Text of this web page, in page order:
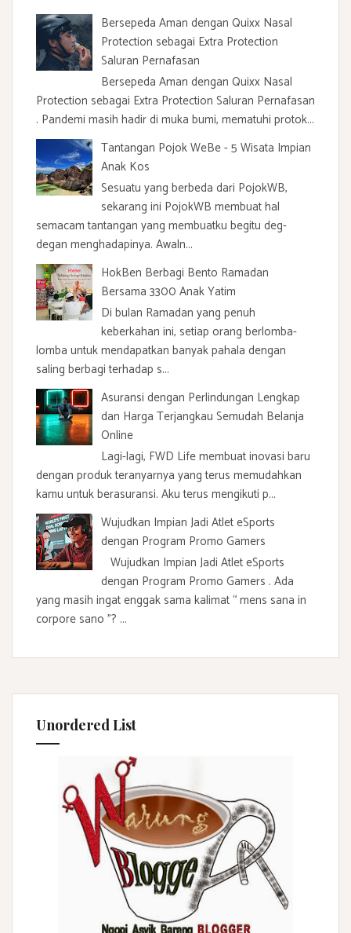
:
Bersepeda Aman dengan Quixx Nasal
Protection sebagai Extra Protection
Saluran Pernafasan
Bersepeda Aman dengan Quixx Nasal
Protection sebagai Extra Protection Saluran Pernafasan
. Pandemi masih hadir di muka bumi, mematuhi protok...
Tantangan Pojok WeBe - 5 Wisata Impian
Anak Kos
Sesuatu yang berbeda dari PojokWB,
sekarang ini PojokWB membuat hal
semacam tantangan yang membuatku begitu deg-
degan menghadapinya. Awaln...
HokBen Berbagi Bento Ramadan
Bersama 3300 Anak Yatim
Di bulan Ramadan yang penuh
keberkahan ini, setiap orang berlomba-
lomba untuk mendapatkan banyak pahala dengan
saling berbagi terhadap s...
Asuransi dengan Perlindungan Lengkap
dan Harga Terjangkau Semudah Belanja
Online
Lagi-lagi, FWD Life membuat inovasi baru
dengan produk teranyarnya yang terus memudahkan
kamu untuk berasuransi. Aku terus mengikuti p...
Wujudkan Impian Jadi Atlet eSports
dengan Program Promo Gamers
Wujudkan Impian Jadi Atlet eSports
dengan Program Promo Gamers . Ada
yang masih ingat enggak sama kalimat “ mens sana in
corpore sano ”? ...
Unordered List